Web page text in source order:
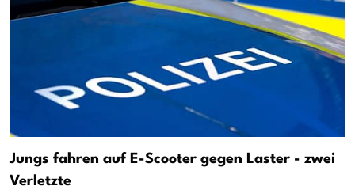
Jungs fahren auf E-Scooter gegen Laster - zwei
Verletzte